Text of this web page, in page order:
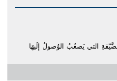
التي يَصعُبُ الوُصولُ إلَيهَا